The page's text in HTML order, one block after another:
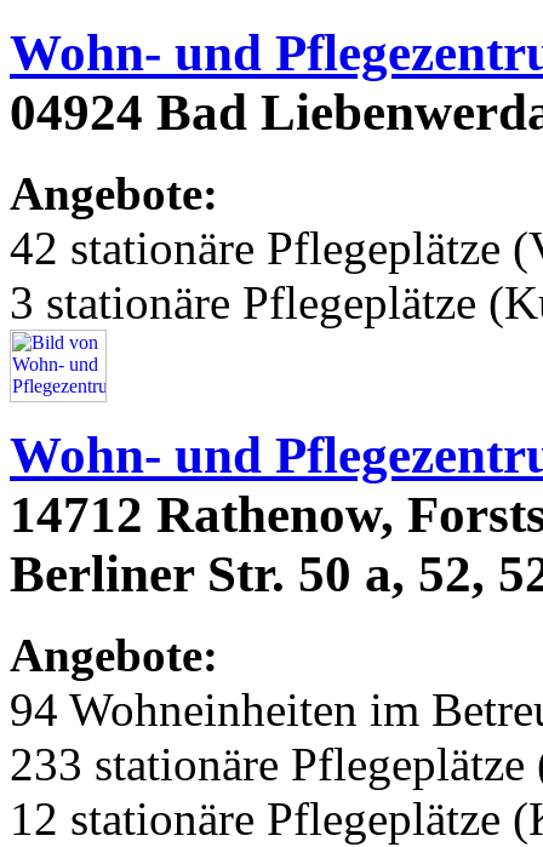
Wohn- und
04924 Bad
Angebote:
42 stationäre Pflegeplätze
3 stationäre Pflegeplätze
Wohn- und
14712 Rathenow,
Berliner Str. 50 a, 52,
Angebote:
94 Wohneinheiten im
233 stationäre
12 stationäre Pflegeplätze